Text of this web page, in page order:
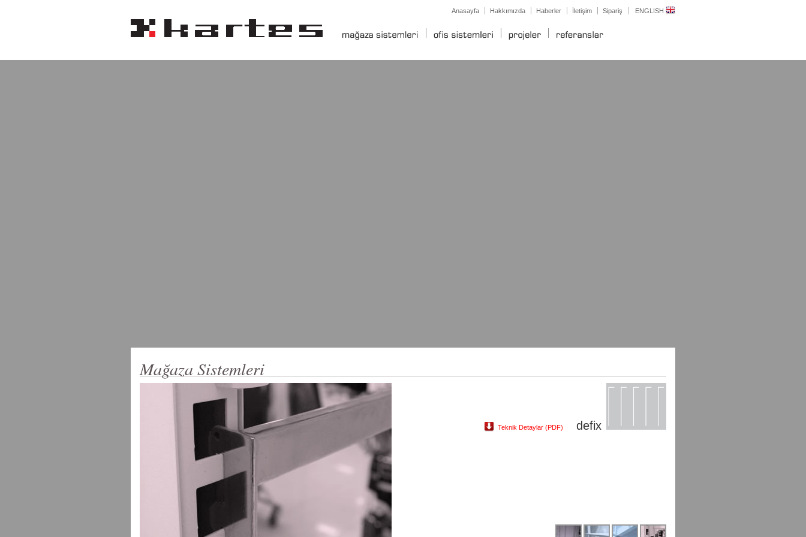
Anasayfa Hakkımızda Haberler İletişim Sipariş ENGLISH
Mağaza Sistemleri
Teknik Detaylar (PDF) defix